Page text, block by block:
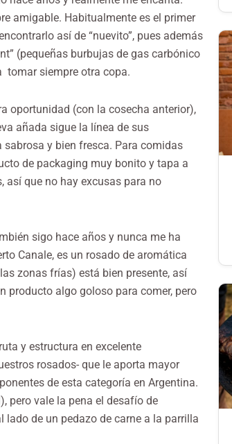
amigable. Habitualmente es el primer
así de “nuevito”, pues además
(pequeñas burbujas de gas carbónico
tomar siempre otra copa.
oportunidad (con la cosecha anterior),
añada sigue la línea de sus
y bien fresca. Para comidas
de packaging muy bonito y tapa a
así que no hay excusas para no
sigo hace años y nunca me ha
Canale, es un rosado de aromática
zonas frías) está bien presente, así
producto algo goloso para comer, pero
y estructura en excelente
rosados- que le aporta mayor
de esta categoría en Argentina.
pero vale la pena el desafío de
lado de un pedazo de carne a la parrilla